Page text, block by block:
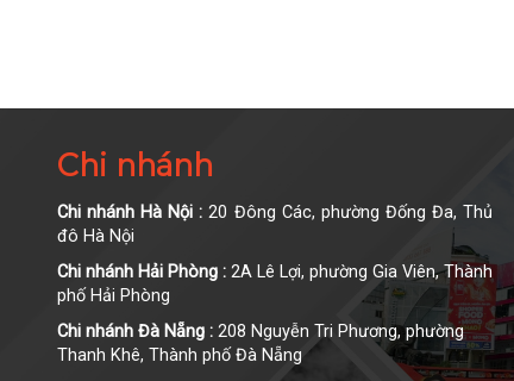
Chi nhánh
Chi nhánh Hà Nội : 20 Đông Các, phường Đống Đa, Thủ
đô Hà Nội
Chi nhánh Hải Phòng :2A Lê Lợi, phường Gia Viên, Thành
phố Hải Phòng
Chi nhánh Đà Nẵng :208 Nguyễn Tri Phương, phường
Thanh Khê, Thành phố Đà Nẵng